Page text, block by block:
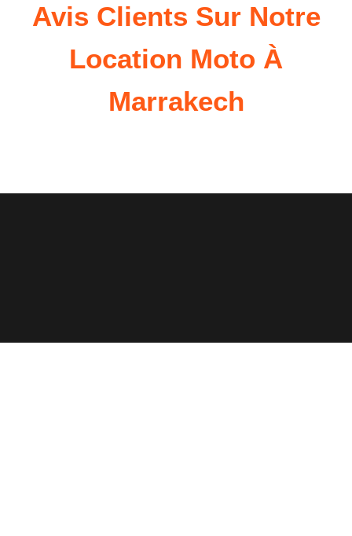
Avis Clients Sur Notre
Location Moto À
Marrakech